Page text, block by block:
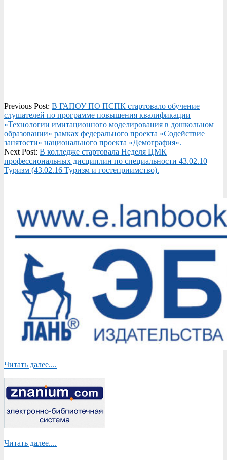
2024-
09-
24
Previous Post: В ГАПОУ ПО ПСПК стартовало обучение
слушателей по программе повышения квалификации
«Технологии имитационного моделирования в дошкольном
образовании» рамках федерального проекта «Содействие
занятости» национального проекта «Демография».
Next Post: В колледже стартовала Неделя ЦМК
профессиональных дисциплин по специальности 43.02.10
Туризм (43.02.16 Туризм и гостеприимство).
Читать далее....
Читать далее....